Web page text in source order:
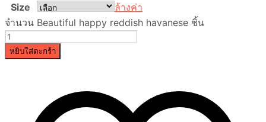
Size
ล้างค่า
จำนวน Beautiful happy reddish havanese ชิ้น
หยิบใส่ตะกร้า